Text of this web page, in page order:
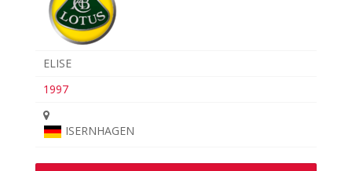
ELISE
1997
ISERNHAGEN